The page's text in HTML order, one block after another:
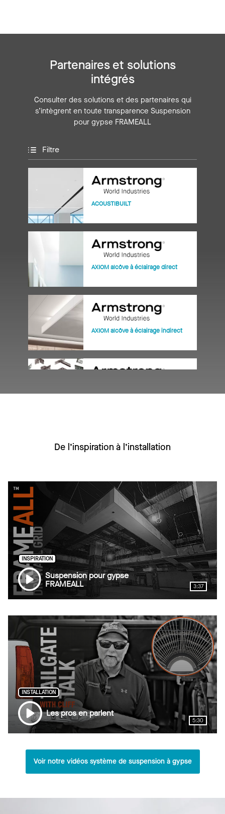
Partenaires et solutions
intégrés
Consulter des solutions et des partenaires qui
s’intègrent en toute transparence Suspension
pour gypse FRAMEALL
Filtre
ACOUSTIBUILT
AXIOM alcôve à éclairage direct
AXIOM alcôve à éclairage indirect
Accessoires de treillis pour gypse
De l’inspiration à l’installation
INSPIRATION
Suspension pour gypse
FRAMEALL
3:37
INSTALLATION
Les pros en parlent
5:30
Voir notre vidéos système de suspension à gypse